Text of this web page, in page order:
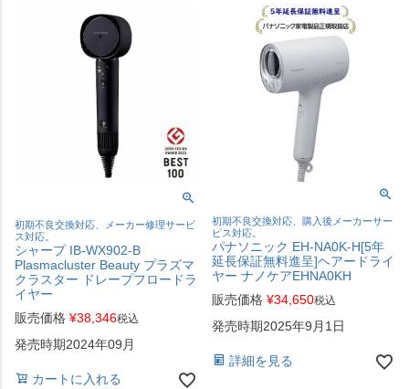
初期不良交換対応、メーカー修理サービ
ス対応。
シャープ IB-WX902-B
Plasmacluster Beauty プラズマ
クラスター ドレープフロードラ
イヤー
販売価格 ¥38,346税込
発売時期2024年09月
カートに入れる
初期不良交換対応、購入後メーカーサー
ビス対応。
パナソニック EH-NA0K-H[5年
延長保証無料進呈]ヘアードライ
ヤー ナノケアEHNA0KH
販売価格 ¥34,650税込
発売時期2025年9月1日
詳細を見る